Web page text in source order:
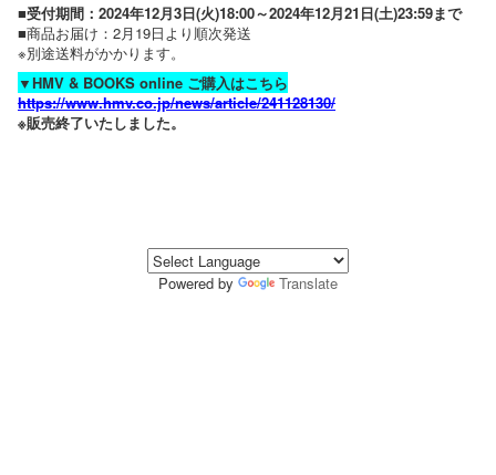
■受付期間：2024年12月3日(火)18:00～2024年12月21日(土)23:59まで
■商品お届け：2月19日より順次発送
※別途送料がかかります。
▼HMV & BOOKS online ご購入はこちら
https://www.hmv.co.jp/news/article/241128130/
※販売終了いたしました。
Powered by Translate